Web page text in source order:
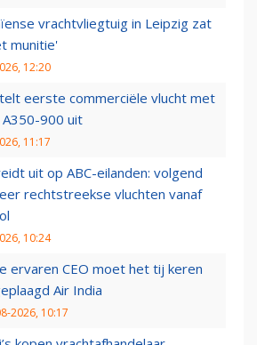
vrachtvliegtuig in Leipzig zat
munitie'
12:20
eerste commerciële vlucht met
A350-900 uit
11:17
uit op ABC-eilanden: volgend
rechtstreekse vluchten vanaf
10:24
ervaren CEO moet het tij keren
Air India
2026, 10:17